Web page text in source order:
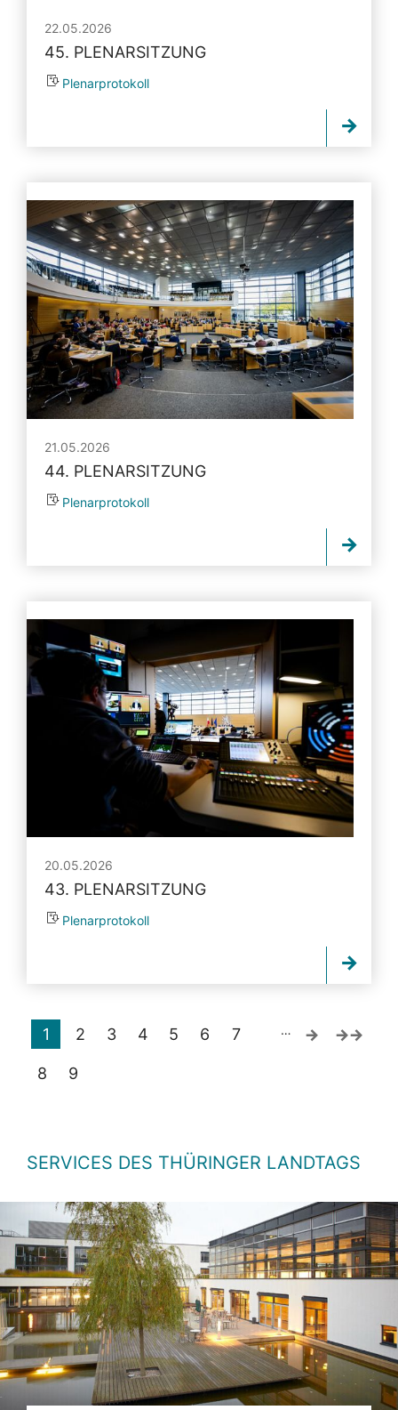
22.05.2026
45. PLENARSITZUNG
Plenarprotokoll
21.05.2026
44. PLENARSITZUNG
Plenarprotokoll
20.05.2026
43. PLENARSITZUNG
Plenarprotokoll
1 2 3 4 5 6 7
8 9
…
SERVICES DES THÜRINGER LANDTAGS